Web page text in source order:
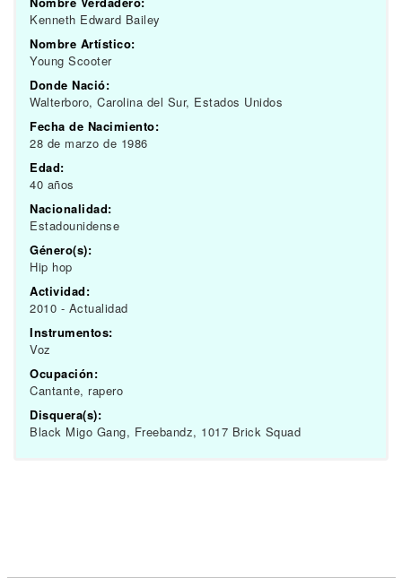
Kenneth Edward Bailey
Nombre Artístico:
Young Scooter
Donde Nació:
Walterboro, Carolina del Sur, Estados Unidos
Fecha de Nacimiento:
28 de marzo de 1986
Edad:
40 años
Nacionalidad:
Estadounidense
Género(s):
Hip hop
Actividad:
2010 - Actualidad
Instrumentos:
Voz
Ocupación:
Cantante, rapero
Disquera(s):
Black Migo Gang, Freebandz, 1017 Brick Squad